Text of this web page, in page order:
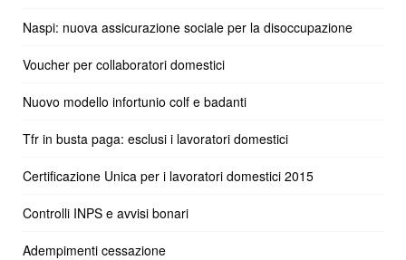
Naspi: nuova assicurazione sociale per la disoccupazione
Voucher per collaboratori domestici
Nuovo modello infortunio colf e badanti
Tfr in busta paga: esclusi i lavoratori domestici
Certificazione Unica per i lavoratori domestici 2015
Controlli INPS e avvisi bonari
Adempimenti cessazione